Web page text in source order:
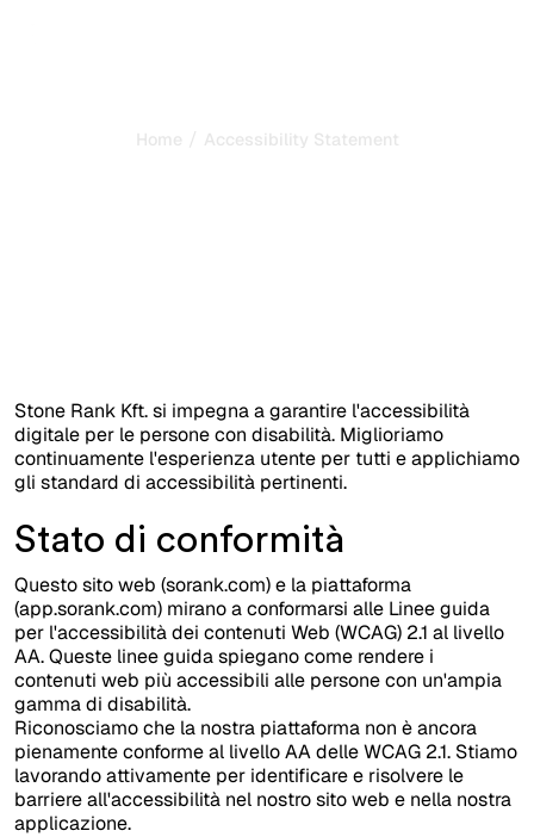
Home / Accessibility Statement
Stone Rank Kft. si impegna a garantire l'accessibilità
digitale per le persone con disabilità. Miglioriamo
continuamente l'esperienza utente per tutti e applichiamo
gli standard di accessibilità pertinenti.
Stato di conformità
Questo sito web (sorank.com) e la piattaforma
(app.sorank.com) mirano a conformarsi alle Linee guida
per l'accessibilità dei contenuti Web (WCAG) 2.1 al livello
AA. Queste linee guida spiegano come rendere i
contenuti web più accessibili alle persone con un'ampia
gamma di disabilità.
Riconosciamo che la nostra piattaforma non è ancora
pienamente conforme al livello AA delle WCAG 2.1. Stiamo
lavorando attivamente per identificare e risolvere le
barriere all'accessibilità nel nostro sito web e nella nostra
applicazione.